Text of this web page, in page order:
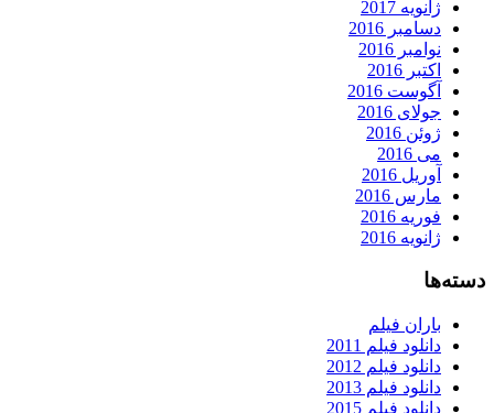
ژانویه 2017
دسامبر 2016
نوامبر 2016
اکتبر 2016
آگوست 2016
جولای 2016
ژوئن 2016
می 2016
آوریل 2016
مارس 2016
فوریه 2016
ژانویه 2016
دسته‌ها
باران فیلم
دانلود فیلم 2011
دانلود فیلم 2012
دانلود فیلم 2013
دانلود فیلم 2015